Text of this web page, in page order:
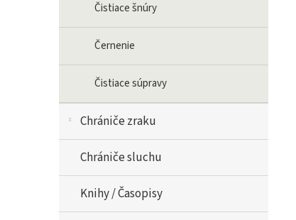
Čistiace šnúry
Černenie
Čistiace súpravy
Chrániče zraku
Chrániče sluchu
Knihy / Časopisy